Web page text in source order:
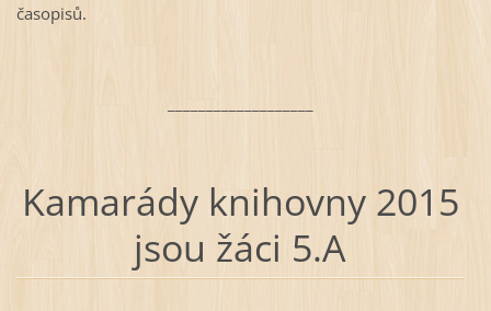
časopisů.
Kamarády knihovny 2015
jsou žáci 5.A